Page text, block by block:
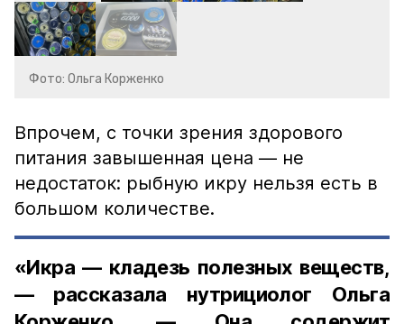
Фото: Ольга Корженко
Впрочем, с точки зрения здорового
питания завышенная цена — не
недостаток: рыбную икру нельзя есть в
большом количестве.
«Икра — кладезь полезных веществ,
— рассказала нутрициолог Ольга